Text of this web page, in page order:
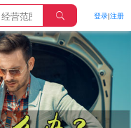
登录|注册
部分进口森林人、
部分进口力狮、傲虎